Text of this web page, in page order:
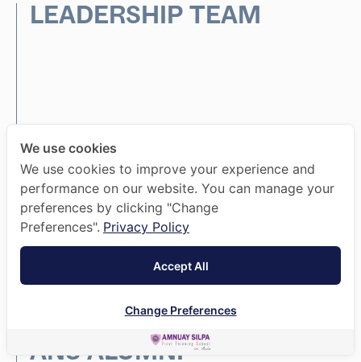
LEADERSHIP TEAM
ANS is a unique international standard bilingual
school providing holistic education to students from
Nursery to Year 13. In order to fulfil our Guiding
Statements, the leadership team is represented by
both overseas and Thai leadership and management.
ANS ALUMNI
We use cookies
We use cookies to improve your experience and
performance on our website. You can manage your
preferences by clicking "Change
Preferences". Privacy Policy
Accept All
Change Preferences